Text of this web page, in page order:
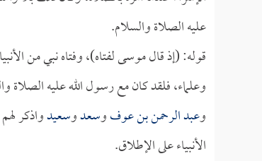
عليه الصلاة والسلام.
قوله: (إذ قال موسى لفتاه)، وفتاه نبي من
وعلماء، فلقد كان مع رسول الله عليه الصلاة
وعبد الرحمن بن عوفوسعدوسعيدواذكر
الأنبياء على الإطلاق.